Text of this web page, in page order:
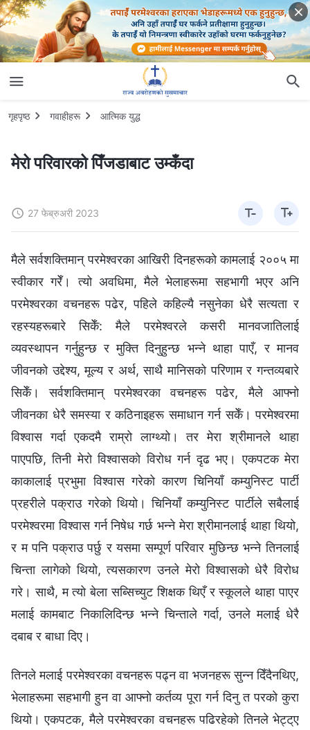
गृहपृष्ठ गवाहीहरू आत्मिक युद्ध
मेरो परिवारको पिँजडाबाट उम्‍कँदा
27 फेब्रुअरी 2023
मैले सर्वशक्तिमान्‌ परमेश्‍वरका आखिरी दिनहरूको कामलाई २००५ मा
स्वीकार गरेँ। त्यो अवधिमा, मैले भेलाहरूमा सहभागी भएर अनि
परमेश्‍वरका वचनहरू पढेर, पहिले कहिल्यै नसुनेका धेरै सत्यता र
रहस्यहरूबारे सिकेँ: मैले परमेश्‍वरले कसरी मानवजातिलाई
व्यवस्थापन गर्नुहुन्छ र मुक्ति दिनुहुन्छ भन्‍ने थाहा पाएँ, र मानव
जीवनको उद्देश्‍य, मूल्य र अर्थ, साथै मानिसको परिणाम र गन्तव्यबारे
सिकेँ। सर्वशक्तिमान्‌ परमेश्‍वरका वचनहरू पढेर, मैले आफ्‍नो
जीवनका धेरै समस्या र कठिनाइहरू समाधान गर्न सकेँ। परमेश्‍वरमा
विश्‍वास गर्दा एकदमै राम्रो लाग्थ्यो। तर मेरा श्रीमानले थाहा
पाएपछि, तिनी मेरो विश्‍वासको विरोध गर्न दृढ भए। एकपटक मेरा
काकालाई प्रभुमा विश्‍वास गरेको कारण चिनियाँ कम्युनिस्ट पार्टी
प्रहरीले पक्राउ गरेको थियो। चिनियाँ कम्युनिस्ट पार्टीले सबैलाई
परमेश्‍वरमा विश्‍वास गर्न निषेध गर्छ भन्‍ने मेरा श्रीमानलाई थाहा थियो,
र म पनि पक्राउ पर्छु र यसमा सम्पूर्ण परिवार मुछिन्छ भन्‍ने तिनलाई
चिन्ता लागेको थियो, त्यसकारण उनले मेरो विश्‍वासको धेरै विरोध
गरे। साथै, म त्यो बेला सब्सिच्युट शिक्षक थिएँ र स्कूलले थाहा पाएर
मलाई कामबाट निकालिदिन्छ भन्‍ने चिन्ताले गर्दा, उनले मलाई धेरै
दबाब र बाधा दिए।
तिनले मलाई परमेश्‍वरका वचनहरू पढ्न वा भजनहरू सुन्‍न दिँदैनथिए,
भेलाहरूमा सहभागी हुन वा आफ्‍नो कर्तव्य पूरा गर्न दिनु त परको कुरा
थियो। एकपटक, मैले परमेश्‍वरका वचनहरू पढिरहेको तिनले भेट्ट्ए